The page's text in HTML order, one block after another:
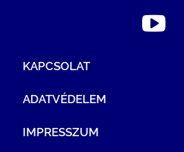
KAPCSOLAT
ADATVÉDELEM
IMPRESSZUM